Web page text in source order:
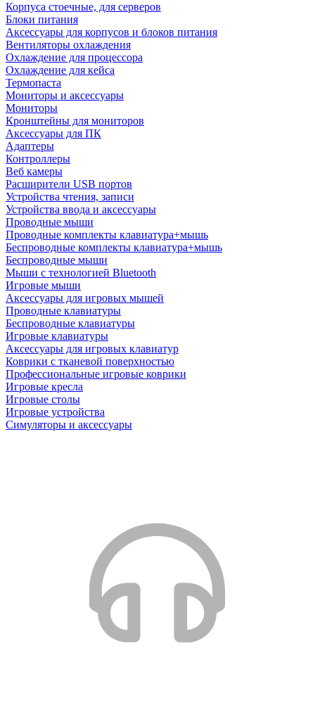
Корпуса стоечные, для серверов
Блоки питания
Аксессуары для корпусов и блоков питания
Вентиляторы охлаждения
Охлаждение для процессора
Охлаждение для кейса
Термопаста
Мониторы и аксессуары
Мониторы
Кронштейны для мониторов
Аксессуары для ПК
Адаптеры
Контроллеры
Веб камеры
Расширители USB портов
Устройства чтения, записи
Устройства ввода и аксессуары
Проводные мыши
Проводные комплекты клавиатура+мышь
Беспроводные комплекты клавиатура+мышь
Беспроводные мыши
Мыши с технологией Bluetooth
Игровые мыши
Аксессуары для игровых мышей
Проводные клавиатуры
Беспроводные клавиатуры
Игровые клавиатуры
Аксессуары для игровых клавиатур
Коврики с тканевой поверхностью
Профессиональные игровые коврики
Игровые кресла
Игровые столы
Игровые устройства
Симуляторы и аксессуары